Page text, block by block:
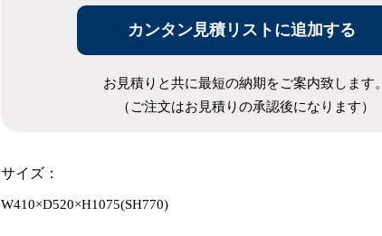
カンタン見積リストに追加する
お見積りと共に最短の納期をご案内致します。
（ご注文はお見積りの承認後になります）
サイズ：
W410×D520×H1075(SH770)